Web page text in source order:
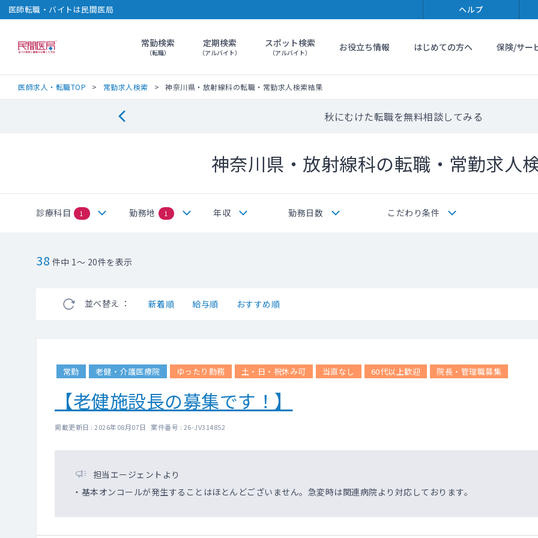
医師転職・バイトは民間医局 ヘルプ
民間医局常勤検索
（転職）
定期検索
（アルバイト）
スポット検索
（アルバイト） お役立ち情報 はじめての方へ 保険/サー
医師求人・転職TOP 常勤求人検索 神奈川県・放射線科の転職・常勤求人検索結果
秋にむけた転職を無料相談してみる
神奈川県・放射線科の転職・常勤求人
診療科目 1 勤務地 1 年収 勤務日数 こだわり条件
38 件中 1～ 20件を表示
並べ替え ： 新着順 給与順 おすすめ順
常勤 老健・介護医療院 ゆったり勤務 土・日・祝休み可 当直なし 60代以上歓迎 院長・管理職募集
【老健施設長の募集です！】
掲載更新日 : 2026年08月07日 案件番号 : 26-JV314852
担当エージェントより
・基本オンコールが発生することはほとんどございません。急変時は関連病院より対応しております。